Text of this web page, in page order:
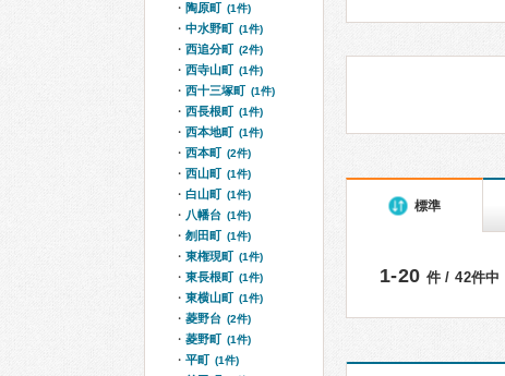
標準
1-20 件 / 42件中
陶原町 (1件)
中水野町 (1件)
西追分町 (2件)
西寺山町 (1件)
西十三塚町 (1件)
西長根町 (1件)
西本地町 (1件)
西本町 (2件)
西山町 (1件)
白山町 (1件)
八幡台 (1件)
刎田町 (1件)
東権現町 (1件)
東長根町 (1件)
東横山町 (1件)
菱野台 (2件)
菱野町 (1件)
平町 (1件)